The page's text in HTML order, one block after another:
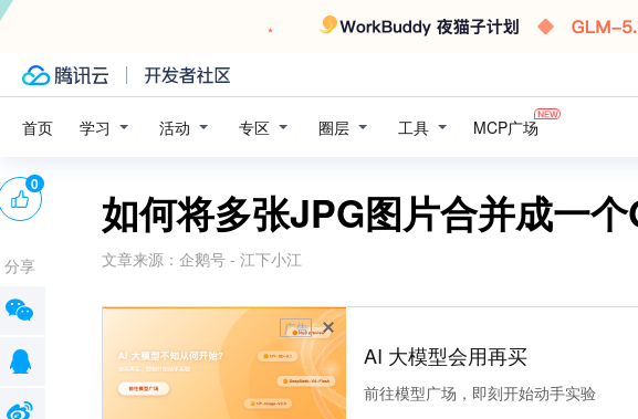
首页 学习 活动 专区 圈层 工具 MCP广场
如何将多张JPG图片合并成一个
文章来源： 企鹅号 - 江下小江
广告
AI 大模型会用再买
前往模型广场，即刻开始动手实验
0
分享